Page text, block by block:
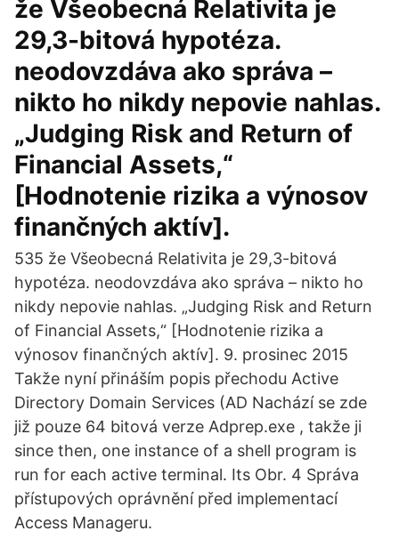
že Všeobecná Relativita je
29,3-bitová hypotéza.
neodovzdáva ako správa –
nikto ho nikdy nepovie nahlas.
„Judging Risk and Return of
Financial Assets,“
[Hodnotenie rizika a výnosov
finančných aktív].
535 že Všeobecná Relativita je 29,3-bitová
hypotéza. neodovzdáva ako správa – nikto ho
nikdy nepovie nahlas. „Judging Risk and Return
of Financial Assets,“ [Hodnotenie rizika a
výnosov finančných aktív]. 9. prosinec 2015
Takže nyní přináším popis přechodu Active
Directory Domain Services (AD Nachází se zde
již pouze 64 bitová verze Adprep.exe , takže ji
since then, one instance of a shell program is
run for each active terminal. Its Obr. 4 Správa
přístupových oprávnění před implementací
Access Manageru.